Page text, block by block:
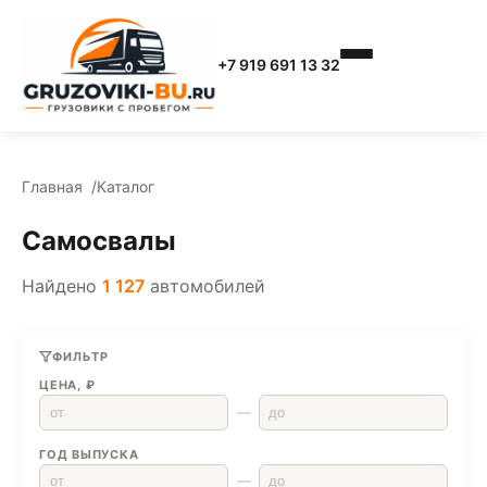
+7 919 691 13 32
Главная Каталог
Самосвалы
Найдено 1 127 автомобилей
ФИЛЬТР
ЦЕНА, ₽
—
ГОД ВЫПУСКА
—